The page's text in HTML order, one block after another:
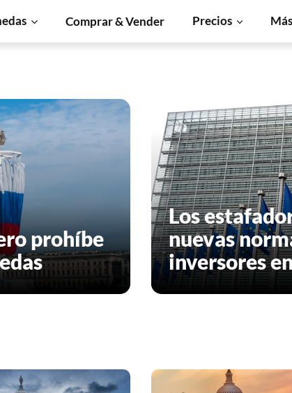
Comprar & Vender Precios Más
prohíbe
Los
nuevas
inversores